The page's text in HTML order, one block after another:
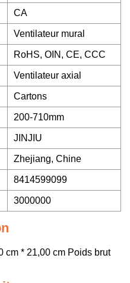
CA
Ventilateur mural
RoHS, OIN, CE, CCC
Ventilateur axial
Cartons
200-710mm
JINJIU
Zhejiang, Chine
8414599099
3000000
cm * 21,00 cm Poids brut